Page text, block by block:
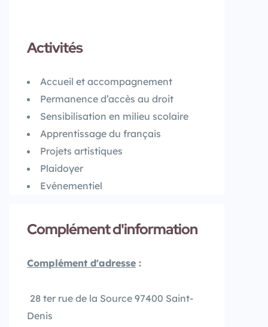
Activités
Accueil et accompagnement
Permanence d’accès au droit
Sensibilisation en milieu scolaire
Apprentissage du français
Projets artistiques
Plaidoyer
Evénementiel
Complément d'information
Complément d'adresse :
28 ter rue de la Source 97400 Saint-
Denis